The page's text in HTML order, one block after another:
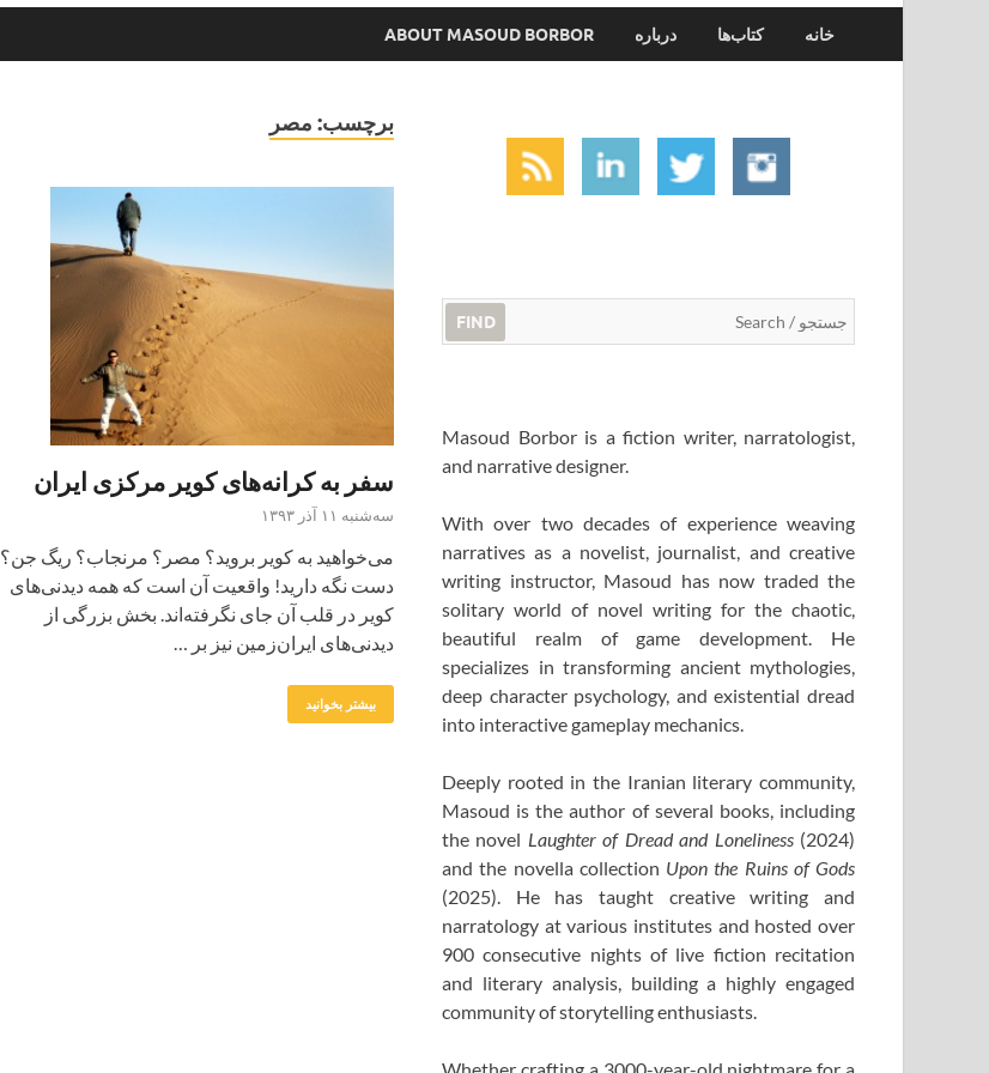
خانه کتاب‌ها درباره ABOUT MASOUD BORBOR
برچسب: مصر
سفر به کرانه‌های کویر مرکزی ایران
سه‌شنبه ۱۱ آذر ۱۳۹۳
می‌خواهید به کویر بروید؟ مصر؟ مرنجاب؟ ریگ جن؟
دست نگه دارید! واقعیت آن است که همه دیدنی‌های
کویر در قلب آن جای نگرفته‌اند. بخش بزرگی از
دیدنی‌های ایران‌زمین نیز بر …
بیشتر بخوانید
FIND
Masoud Borbor is a fiction writer, narratologist,
and narrative designer.
With over two decades of experience weaving
narratives as a novelist, journalist, and creative
writing instructor, Masoud has now traded the
solitary world of novel writing for the chaotic,
beautiful realm of game development. He
specializes in transforming ancient mythologies,
deep character psychology, and existential dread
into interactive gameplay mechanics.
Deeply rooted in the Iranian literary community,
Masoud is the author of several books, including
the novel Laughter of Dread and Loneliness(2024)
and the novella collection Upon the Ruins of Gods
(2025). He has taught creative writing and
narratology at various institutes and hosted over
900 consecutive nights of live fiction recitation
and literary analysis, building a highly engaged
community of storytelling enthusiasts.